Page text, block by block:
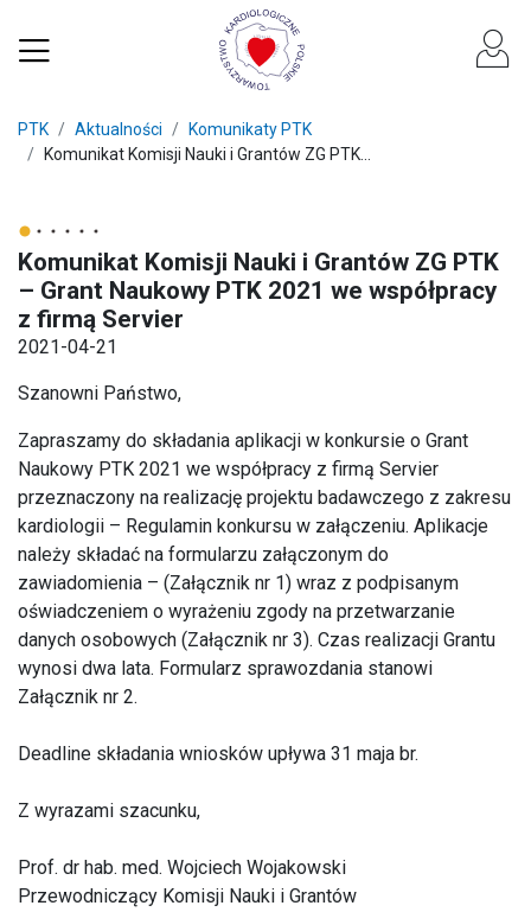
PTK Aktualności
Komunikaty PTK
Komunikat Komisji Nauki i Grantów ZG PTK...
Komunikat Komisji Nauki i Grantów ZG PTK
– Grant Naukowy PTK 2021 we współpracy
z firmą Servier
2021-04-21
Szanowni Państwo,
Zapraszamy do składania aplikacji w konkursie o Grant
Naukowy PTK 2021 we współpracy z firmą Servier
przeznaczony na realizację projektu badawczego z zakresu
kardiologii – Regulamin konkursu w załączeniu. Aplikacje
należy składać na formularzu załączonym do
zawiadomienia – (Załącznik nr 1) wraz z podpisanym
oświadczeniem o wyrażeniu zgody na przetwarzanie
danych osobowych (Załącznik nr 3). Czas realizacji Grantu
wynosi dwa lata. Formularz sprawozdania stanowi
Załącznik nr 2.
Deadline składania wniosków upływa 31 maja br.
Z wyrazami szacunku,
Prof. dr hab. med. Wojciech Wojakowski
Przewodniczący Komisji Nauki i Grantów